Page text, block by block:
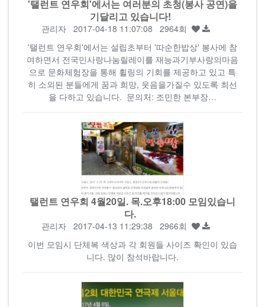
'탤런트 연우회'에서는 여러분의 초청(봉사 공연)을
기달리고 있습니다!
관리자2017-04-18 11:07:08 2964회
'탤런트 연우회'에서는 설립초부터 '따순한밥상' 봉사에 참
여하면서 전국민사랑나눔릴레이를 재능과기부사랑의마음
으로 문화체험장을 통해 휠링의 기회를 제공하고 있고 특
히 소외된 분들에게 꿈과 희망, 웃음을가질수 있도록 최선
을 다하고 있습니다. 문의처: 조민한 본부장…
탤런트 연우회 4월20일. 목.오후18:00 모임있습니
다.
관리자2017-04-13 11:29:38 2966회
이번 모임시 단체복 색상과 각 회원들 사이즈 확인이 있습
니다. 많이 참석바랍니다.